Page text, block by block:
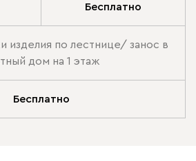
Бесплатно
изделия по лестнице/ занос в
дом на 1 этаж
Бесплатно